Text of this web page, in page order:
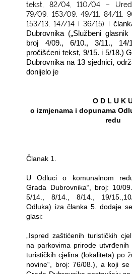
tekst, 82/04, 110/04 –
79/09, 153/09, 49/11, 84/11,
153/13, 147/14 i 36/15) i
Dubrovnika („Službeni glasnik
broj 4/09., 6/10., 3/11.,
pročišćeni tekst, 9/15. i 5/18.)
Dubrovnika na 13 sjednici,
donijelo je
O D L U K
o izmjenama i dopunama
redu
Članak 1.
U Odluci o komunalnom
Grada Dubrovnika“, broj: 10/
5/14., 8/14., 8/14., 19/
Odluka) iza članka 5. dodaje
glasi:
„Ispred zaštićenih turističkih
na parkovima prirode utvrđenih
turističkih cjelina (lokaliteta) po
novine“, broj: 76/08.), a koji